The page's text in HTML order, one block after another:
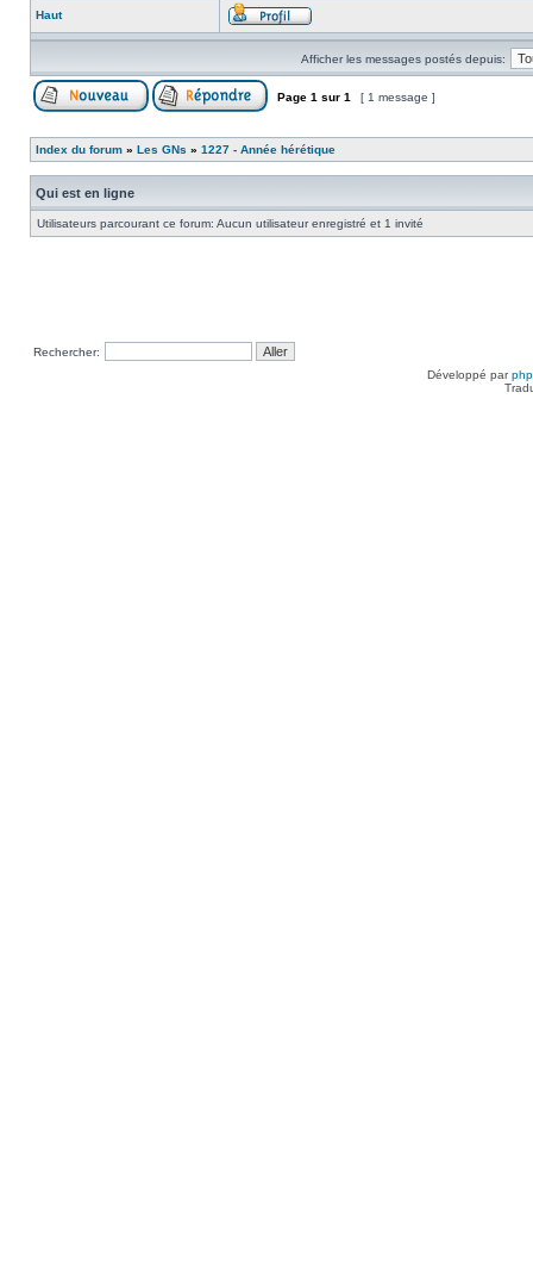
Haut
Afficher les messages postés depuis:
Page 1 sur 1 [ 1 message ]
Index du forum » Les GNs » 1227 - Année hérétique
Qui est en ligne
Utilisateurs parcourant ce forum: Aucun utilisateur enregistré et 1 invité
Rechercher:
Développé par